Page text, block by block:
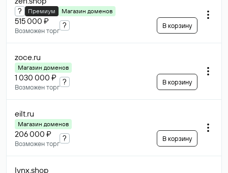
? Премиум Магазин доменов
515 000 ₽
Возможен торг
? В корзину
zoce.ru
Магазин доменов
1 030 000 ₽
Возможен торг
? В корзину
eilt.ru
Магазин доменов
206 000 ₽
Возможен торг
? В корзину
lynx.shop